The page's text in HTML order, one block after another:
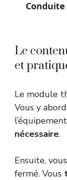
Le
et
Le module
Vous y
nécessaire.
Ensuite,
fermé. Vous